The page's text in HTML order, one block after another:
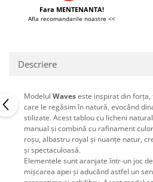
Fara MENTENANTA!
Afla recomandarile noastre <<
Descriere
Modelul Waveseste inspirat din
care le regăsim în natură, evocând
stilizate. Acest tablou cu licheni
manual și combină cu rafinament
roșu, albastru royal și nuanțe natur,
și spectaculoasă.
Elementele sunt aranjate într-un joc
mișcarea apei și aducând astfel un